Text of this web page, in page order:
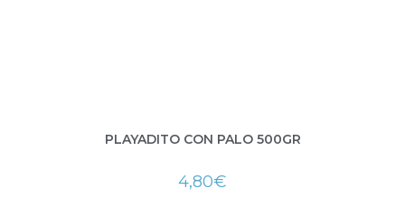
PLAYADITO CON PALO 500GR
4,80€